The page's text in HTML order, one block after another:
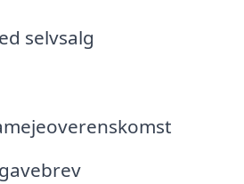
selvsalg